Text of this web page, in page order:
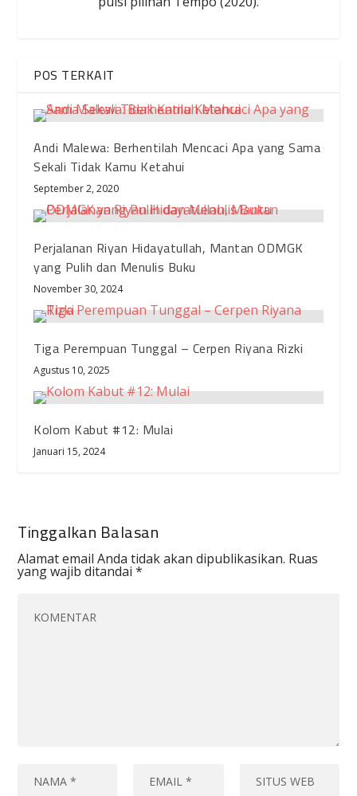
POS TERKAIT
Andi Malewa: Berhentilah Mencaci Apa yang Sama
Sekali Tidak Kamu Ketahui
September 2, 2020
Perjalanan Riyan Hidayatullah, Mantan ODMGK
yang Pulih dan Menulis Buku
November 30, 2024
Tiga Perempuan Tunggal – Cerpen Riyana Rizki
Agustus 10, 2025
Kolom Kabut #12: Mulai
Januari 15, 2024
Tinggalkan Balasan
Alamat email Anda tidak akan dipublikasikan. Ruas
yang wajib ditandai*